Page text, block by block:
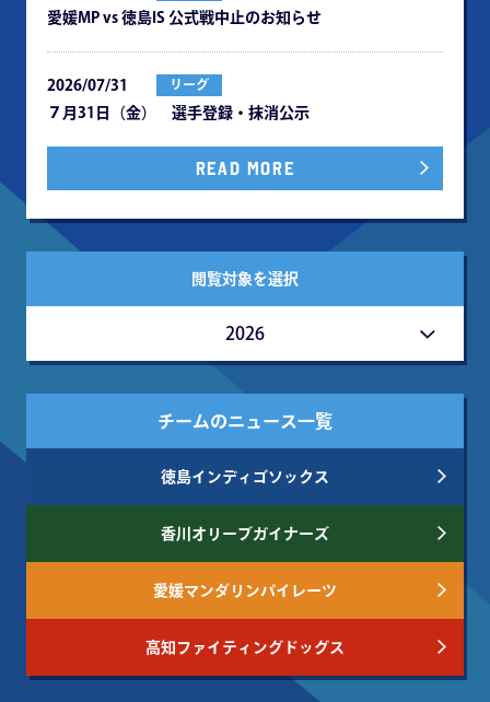
愛媛MP vs 徳島IS 公式戦中⽌のお知らせ
2026/07/31 リーグ
７月31日（金） 選手登録・抹消公示
READ MORE
閲覧対象を選択
2026
チームのニュース一覧
徳島インディゴソックス
香川オリーブガイナーズ
愛媛マンダリンパイレーツ
高知ファイティングドッグス